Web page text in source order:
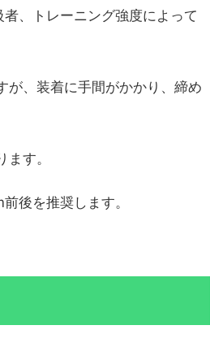
、トレーニング強度によって
が、装着に手間がかかり、締め
す。
後を推奨します。